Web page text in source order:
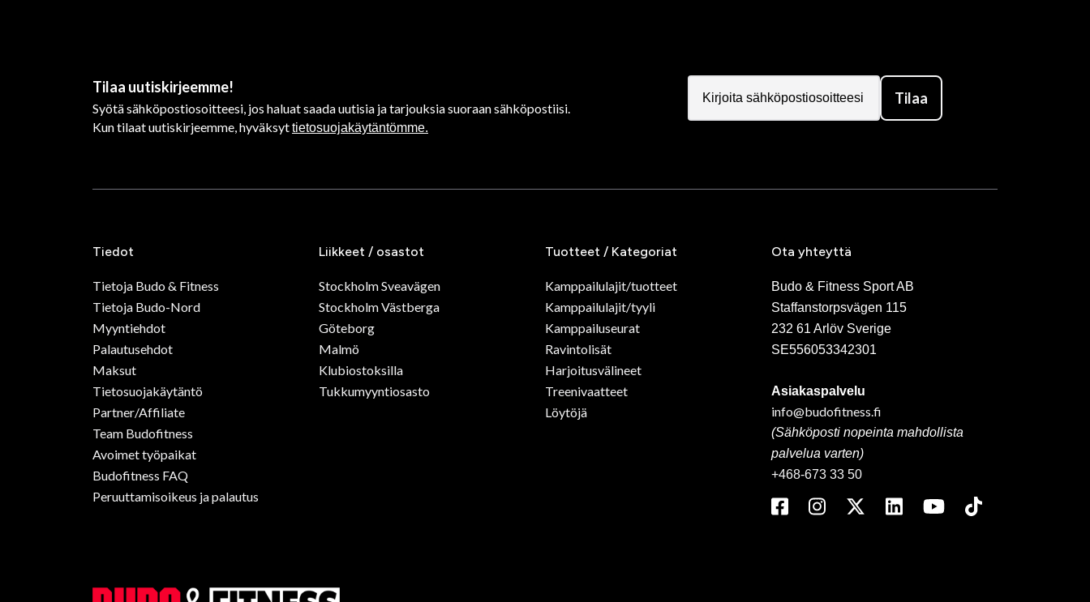
Tilaa uutiskirjeemme!
Syötä sähköpostiosoitteesi, jos haluat saada uutisia ja tarjouksia suoraan sähköpostiisi.
Kun tilaat uutiskirjeemme, hyväksyttietosuojakäytäntömme.
Tilaa
Tiedot
Tietoja Budo & Fitness
Tietoja Budo-Nord
Myyntiehdot
Palautusehdot
Maksut
Tietosuojakäytäntö
Partner/Affiliate
Team Budofitness
Avoimet työpaikat
Budofitness FAQ
Peruuttamisoikeus ja palautus
Liikkeet / osastot
Stockholm Sveavägen
Stockholm Västberga
Göteborg
Malmö
Klubiostoksilla
Tukkumyyntiosasto
Tuotteet / Kategoriat
Kamppailulajit/tuotteet
Kamppailulajit/tyyli
Kamppailuseurat
Ravintolisät
Harjoitusvälineet
Treenivaatteet
Löytöjä
Ota yhteyttä
Budo & Fitness Sport AB
Staffanstorpsvägen 115
232 61 Arlöv Sverige
SE556053342301
Asiakaspalvelu
info@budofitness.fi
(Sähköposti nopeinta mahdollista
palvelua varten)
+468-673 33 50